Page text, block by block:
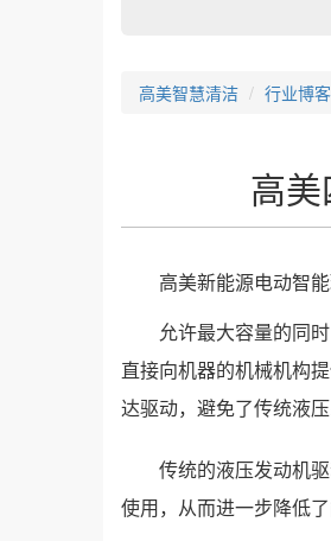
高美智慧清洁 行业博客
高
高美新能源电动智
允许最大容量的同
直接向机器的机械机构
达驱动，避免了传统液
传统的液压发动机
使用，从而进一步降低了